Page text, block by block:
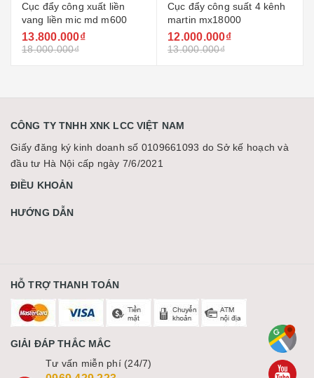
xuất liền
md m600
Cục đẩy công suất 4 kênh
martin mx18000
Cục đẩy star
CÔNG TY TNHH XNK LCC VIỆT NAM
Giấy đăng ký kinh doanh số 0109661093 do Sở kế hoạch và
đầu tư Hà Nội cấp ngày 7/6/2021
ĐIỀU KHOẢN
HƯỚNG DẪN
HỖ TRỢ THANH TOÁN
GIẢI ĐÁP THẮC MẮC
Tư vấn miễn phí (24/7)